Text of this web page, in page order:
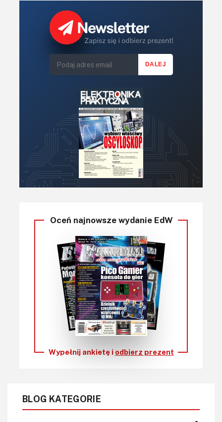
Oceń najnowsze wydanie EdW
Wypełnij ankietę i odbierz prezent
BLOG KATEGORIE